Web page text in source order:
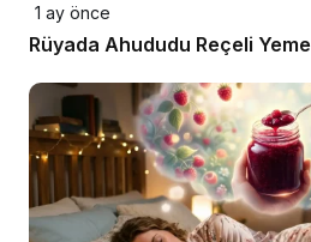
1 ay önce
Rüyada Ahududu Reçeli